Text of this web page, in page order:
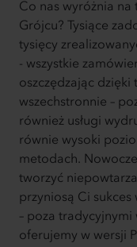
Co nas wyróżnia
Grójcu? Tysiące
tysięcy
- wszystkie
oszczędzając dzięki
wszechstronnie –
również usługi
równie wysoki
metodach.
tworzyć
przyniosą Ci sukces
– poza
oferujemy w wersji